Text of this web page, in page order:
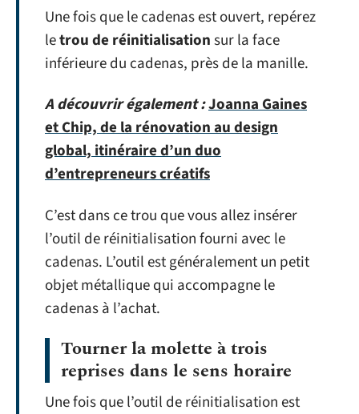
Une fois que le cadenas est ouvert, repérez
letrou de réinitialisationsur la face
inférieure du cadenas, près de la manille.
A découvrir également :Joanna Gaines
et Chip, de la rénovation au design
global, itinéraire d’un duo
d’entrepreneurs créatifs
C’est dans ce trou que vous allez insérer
l’outil de réinitialisation fourni avec le
cadenas. L’outil est généralement un petit
objet métallique qui accompagne le
cadenas à l’achat.
Tourner la molette à trois
reprises dans le sens horaire
Une fois que l’outil de réinitialisation est